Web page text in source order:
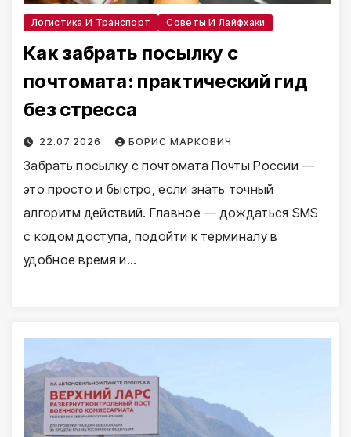
Логистика И Транспорт Советы И Лайфхаки
Как забрать посылку с
почтомата: практический гид
без стресса
22.07.2026 БОРИС МАРКОВИЧ
Забрать посылку с почтомата Почты России —
это просто и быстро, если знать точный
алгоритм действий. Главное — дождаться SMS
с кодом доступа, подойти к терминалу в
удобное время и…